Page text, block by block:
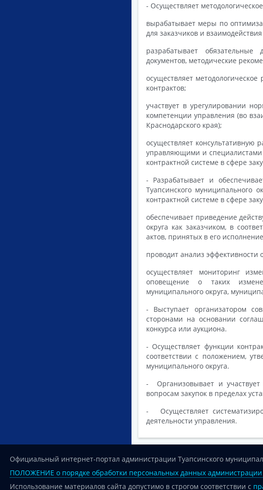
- Осуществляет
вырабатывает меры по
для заказчиков и
разрабатывает
документов, методические
осуществляет методологическое
контрактов;
участвует в урегулировании
компетенции управления (во
Краснодарского края);
осуществляет консультативную
управляющими и специалистами
контрактной системе в сфере
- Разрабатывает и
Туапсинского муниципального
контрактной системе в сфере
обеспечивает приведение
округа как заказчиком, в
актов, принятых в его
проводит анализ эффективности
осуществляет мониторинг
оповещение о таких
муниципального округа,
- Выступает организатором
сторонами на основании
конкурса или аукциона.
- Осуществляет функции
соответствии с положением,
муниципального округа.
- Организовывает и
вопросам закупок в пределах
- Осуществляет
деятельности управления.
Официальный интернет-портал администрации Туапсинского
ПОЛОЖЕНИЕ о порядке обработки персональных данных администрации
Использование материалов сайта допустимо в строгом соответствии с